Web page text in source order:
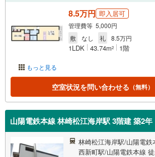
もっと見る
8.5万円 即入居可
管理費等 5,000円
敷
なし 礼 8.5万円
1LDK 43.74m2 1階
空室状況を問い合わせる （無料）
山陽電鉄本線 林崎松江海岸駅 3階建 築2年
林崎松江海岸駅/山陽電鉄
西新町駅/山陽電鉄本線